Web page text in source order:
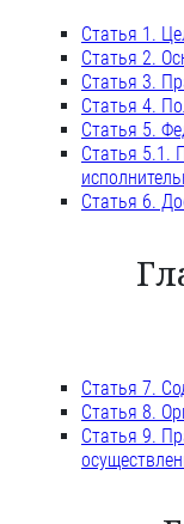
Статья 1.
Статья 2.
Статья 3.
Статья 4.
Статья 5.
Статья 5.1.
Статья 6.
Статья 7.
Статья 8.
Статья 9.